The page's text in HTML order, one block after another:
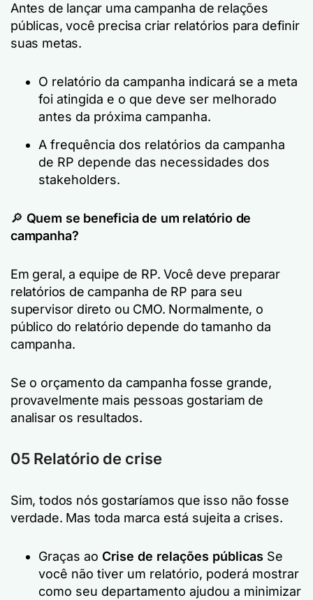
Antes de lançar uma campanha de relações
públicas, você precisa criar relatórios para definir
suas metas.
O relatório da campanha indicará se a meta
foi atingida e o que deve ser melhorado
antes da próxima campanha.
A frequência dos relatórios da campanha
de RP depende das necessidades dos
stakeholders.
🔎 Quem se beneficia de um relatório de
campanha?
Em geral, a equipe de RP. Você deve preparar
relatórios de campanha de RP para seu
supervisor direto ou CMO. Normalmente, o
público do relatório depende do tamanho da
campanha.
Se o orçamento da campanha fosse grande,
provavelmente mais pessoas gostariam de
analisar os resultados.
05 Relatório de crise
Sim, todos nós gostaríamos que isso não fosse
verdade. Mas toda marca está sujeita a crises.
Graças ao Crise de relações públicas Se
você não tiver um relatório, poderá mostrar
como seu departamento ajudou a minimizar